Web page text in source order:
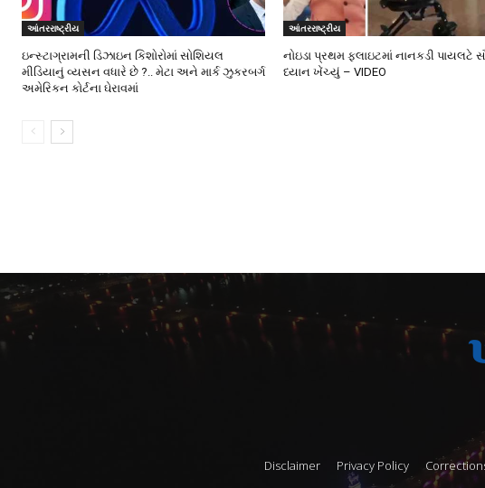
આંતરરાષ્ટ્રીય
ઇન્સ્ટાગ્રામની ડિઝાઇન કિશોરોમાં સોશિયલ
મીડિયાનું વ્યસન વધારે છે ?.. મેટા અને માર્ક ઝુકરબર્ગ
અમેરિકન કોર્ટના ઘેરાવમાં
આંતરરાષ્ટ્રીય
નોઇડા પ્રથમ ફ્લાઇટમાં નાનકડી પાયલટે
ધ્યાન ખેંચ્યું – VIDEO
Disclaimer Privacy Policy